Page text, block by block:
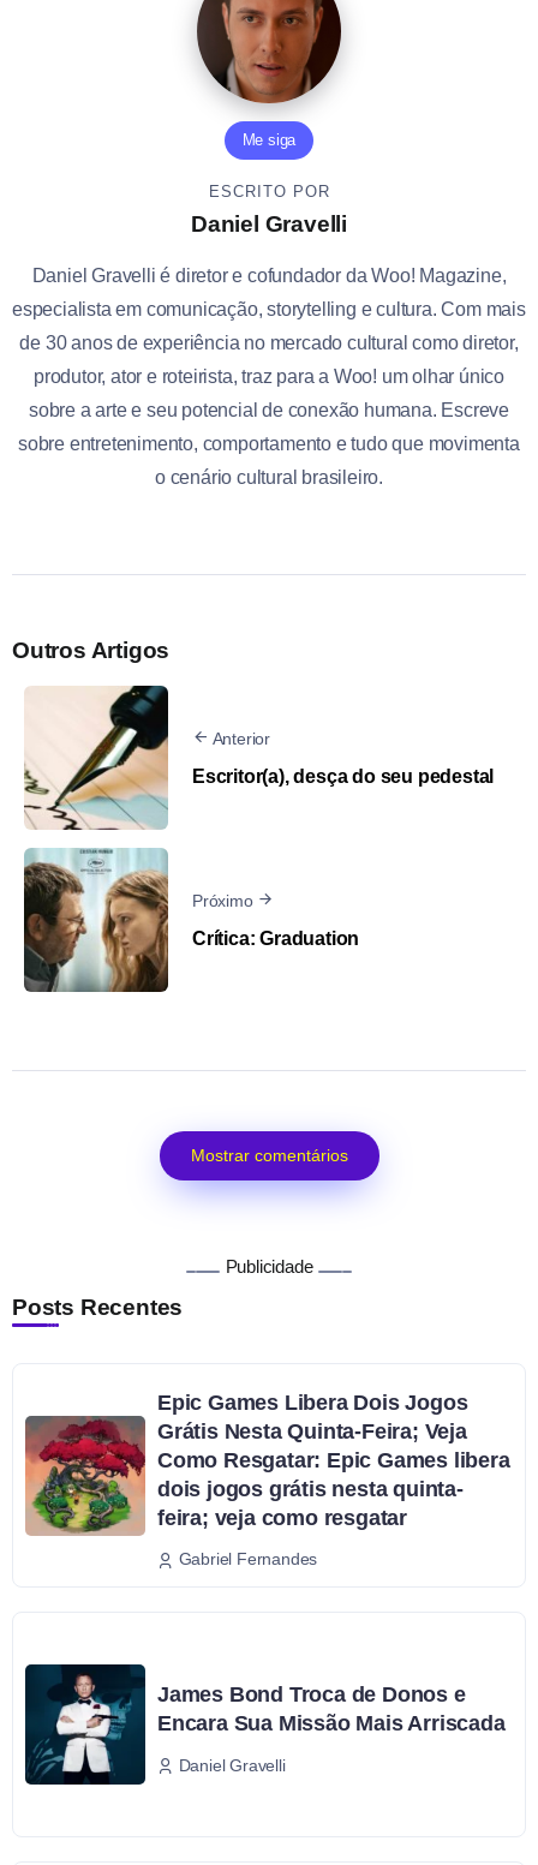
Me siga
ESCRITO POR
Daniel Gravelli
Daniel Gravelli é diretor e cofundador da Woo! Magazine,
especialista em comunicação, storytelling e cultura. Com mais
de 30 anos de experiência no mercado cultural como diretor,
produtor, ator e roteirista, traz para a Woo! um olhar único
sobre a arte e seu potencial de conexão humana. Escreve
sobre entretenimento, comportamento e tudo que movimenta
o cenário cultural brasileiro.
Outros Artigos
Anterior
Escritor(a), desça do seu pedestal
Próximo
Crítica: Graduation
Mostrar comentários
Publicidade
Posts Recentes
Epic Games Libera Dois Jogos
Grátis Nesta Quinta-Feira; Veja
Como Resgatar: Epic Games libera
dois jogos grátis nesta quinta-
feira; veja como resgatar
Gabriel Fernandes
James Bond Troca de Donos e
Encara Sua Missão Mais Arriscada
Daniel Gravelli